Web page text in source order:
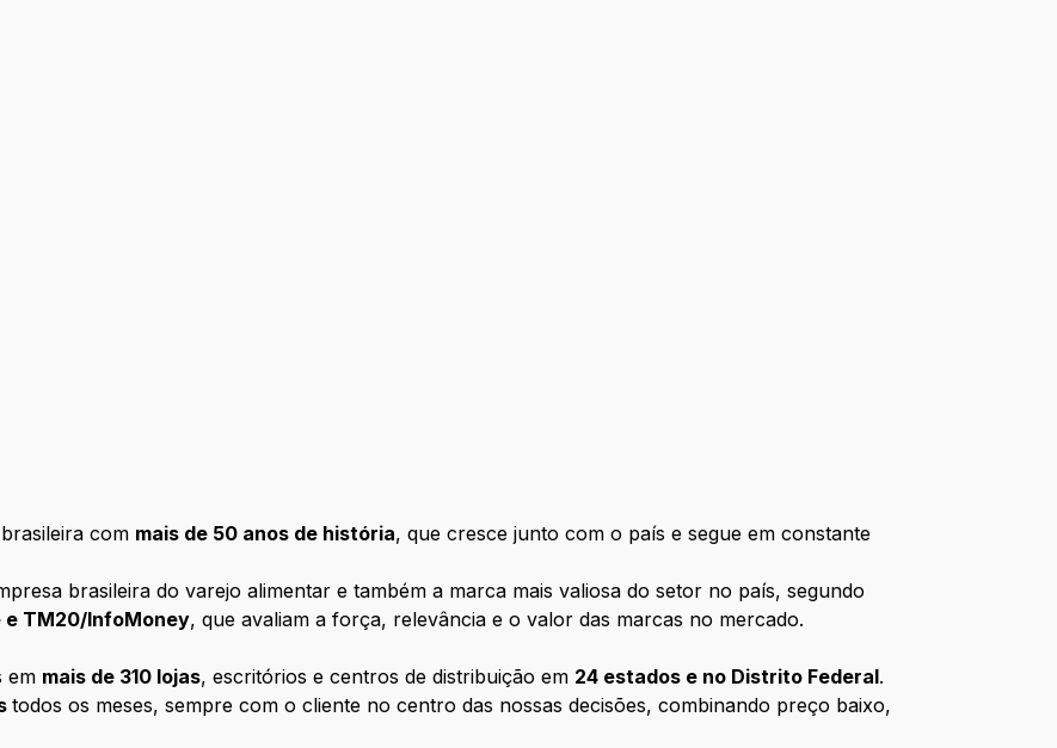
com mais de 50 anos de história, que cresce junto com o país e segue em constante
brasileira do varejo alimentar e também a marca mais valiosa do setor no país, segundo
e TM20/InfoMoney, que avaliam a força, relevância e o valor das marcas no mercado.
em mais de 310 lojas, escritórios e centros de distribuição em 24 estados e no Distrito Federal.
todos os meses, sempre com o cliente no centro das nossas decisões, combinando preço baixo,